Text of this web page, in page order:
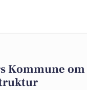
Kommune om